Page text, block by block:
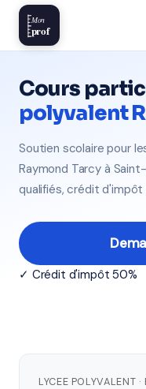
Mon
prof
Cours
polyvalent
Soutien scolaire pour
Raymond Tarcy à
qualifiés, crédit d'impôt
✓ Crédit d'impôt 50%
LYCEE POLYVALENT